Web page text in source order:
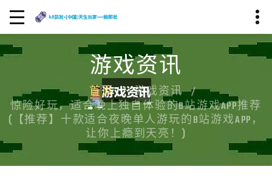
游戏资讯
首页
游戏资讯
惊险好玩，适合晚上独自体验的B站游戏APP推荐
(【推荐】十款适合夜晚单人游玩的B站游戏APP，
让你上瘾到天亮！)